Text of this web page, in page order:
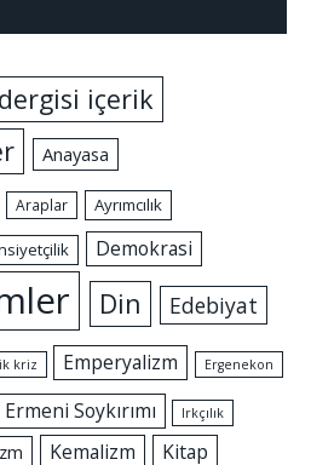
içerik
Anayasa
Araplar Ayrımcılık
Demokrasi
Din Edebiyat
kriz Emperyalizm Ergenekon
Ermeni Soykırımı Irkçılık
Kemalizm Kitap